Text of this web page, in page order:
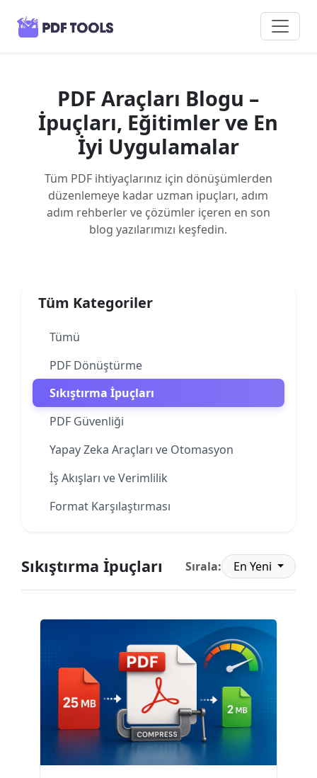
PDF Araçları Blogu –
İpuçları, Eğitimler ve En
İyi Uygulamalar
Tüm PDF ihtiyaçlarınız için dönüşümlerden
düzenlemeye kadar uzman ipuçları, adım
adım rehberler ve çözümler içeren en son
blog yazılarımızı keşfedin.
Tüm Kategoriler
Tümü
PDF Dönüştürme
Sıkıştırma İpuçları
PDF Güvenliği
Yapay Zeka Araçları ve Otomasyon
İş Akışları ve Verimlilik
Format Karşılaştırması
Sıkıştırma İpuçları Sırala: En Yeni